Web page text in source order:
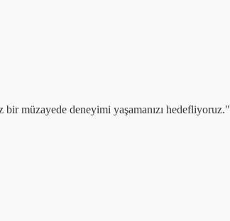
bir müzayede deneyimi yaşamanızı hedefliyoruz."